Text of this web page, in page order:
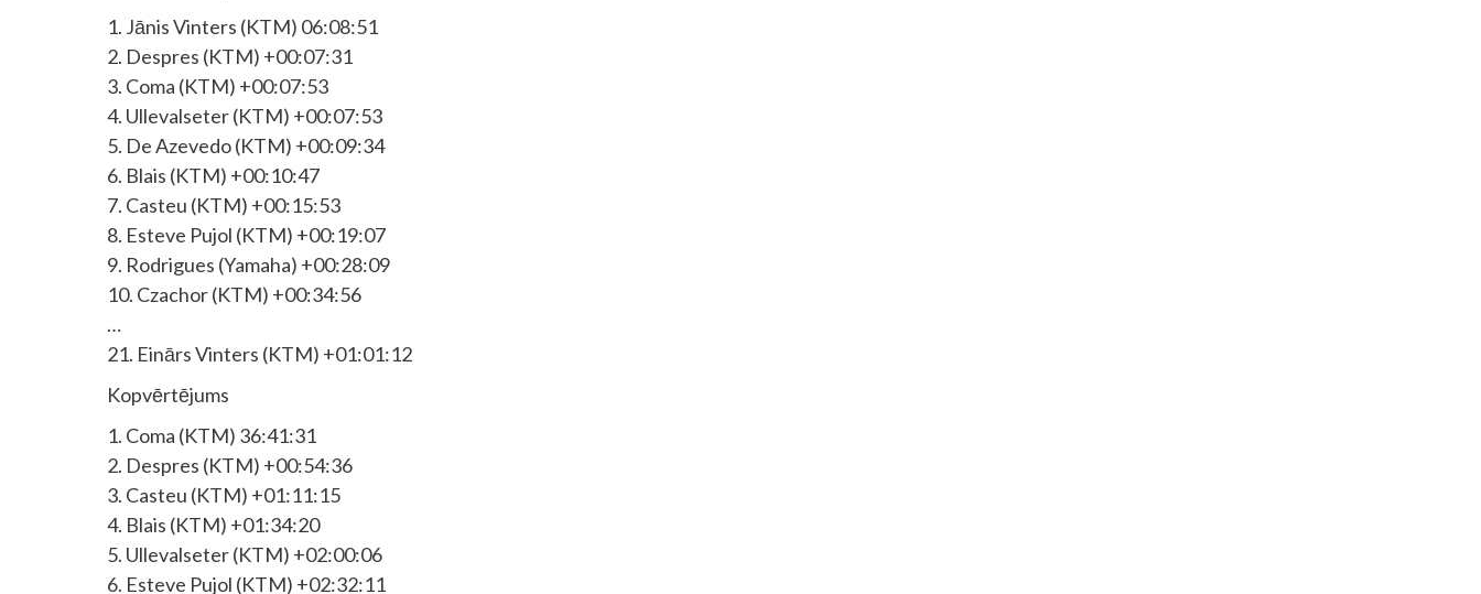
1. Jānis Vinters (KTM) 06:08:51
2. Despres (KTM) +00:07:31
3. Coma (KTM) +00:07:53
4. Ullevalseter (KTM) +00:07:53
5. De Azevedo (KTM) +00:09:34
6. Blais (KTM) +00:10:47
7. Casteu (KTM) +00:15:53
8. Esteve Pujol (KTM) +00:19:07
9. Rodrigues (Yamaha) +00:28:09
10. Czachor (KTM) +00:34:56
…
21. Einārs Vinters (KTM) +01:01:12
Kopvērtējums
1. Coma (KTM) 36:41:31
2. Despres (KTM) +00:54:36
3. Casteu (KTM) +01:11:15
4. Blais (KTM) +01:34:20
5. Ullevalseter (KTM) +02:00:06
6. Esteve Pujol (KTM) +02:32:11